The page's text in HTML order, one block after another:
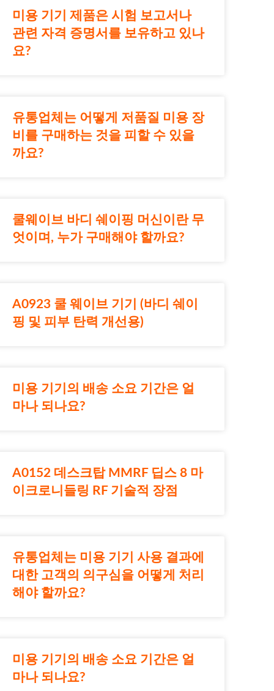
미용 기기 제품은 시험 보고서나
관련 자격 증명서를 보유하고 있나
요?
유통업체는 어떻게 저품질 미용 장
비를 구매하는 것을 피할 수 있을
까요?
쿨웨이브 바디 쉐이핑 머신이란 무
엇이며, 누가 구매해야 할까요?
A0923 쿨 웨이브 기기 (바디 쉐이
핑 및 피부 탄력 개선용)
미용 기기의 배송 소요 기간은 얼
마나 되나요?
A0152 데스크탑 MMRF 딥스 8 마
이크로니들링 RF 기술적 장점
유통업체는 미용 기기 사용 결과에
대한 고객의 의구심을 어떻게 처리
해야 할까요?
미용 기기의 배송 소요 기간은 얼
마나 되나요?